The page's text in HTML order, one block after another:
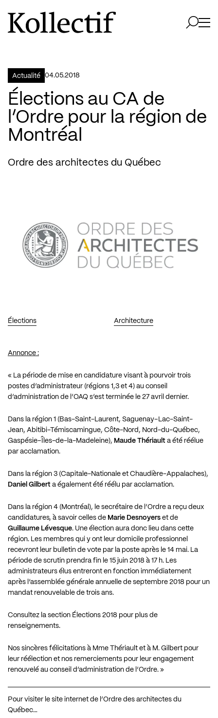
Aller à la page d'accueil
Logo Kollectif
Actualité 04.05.2018
Élections au CA de
l’Ordre pour la région de
Montréal
Ordre des architectes du Québec
Élections Architecture
Annonce :
« La période de mise en candidature visant à pourvoir trois
postes d’administrateur (régions 1,3 et 4) au conseil
d’administration de l’OAQ s’est terminée le 27 avril dernier.
Dans la région 1 (Bas-Saint-Laurent, Saguenay–Lac-Saint-
Jean, Abitibi-Témiscamingue, Côte-Nord, Nord-du-Québec,
Gaspésie–Îles-de-la-Madeleine), Maude Thériault a été réélue
par acclamation.
Dans la région 3 (Capitale-Nationale et Chaudière-Appalaches),
Daniel Gilbert a également été réélu par acclamation.
Dans la région 4 (Montréal), le secrétaire de l’Ordre a reçu deux
candidatures, à savoir celles de Marie Desnoyers et de
Guillaume Lévesque. Une élection aura donc lieu dans cette
région. Les membres qui y ont leur domicile professionnel
recevront leur bulletin de vote par la poste après le 14 mai. La
période de scrutin prendra fin le 15 juin 2018 à 17 h. Les
administrateurs élus entreront en fonction immédiatement
après l’assemblée générale annuelle de septembre 2018 pour un
mandat renouvelable de trois ans.
Consultez la section Élections 2018 pour plus de
renseignements.
Nos sincères félicitations à Mme Thériault et à M. Gilbert pour
leur réélection et nos remerciements pour leur engagement
renouvelé au conseil d’administration de l’Ordre. »
Pour visiter le site internet de l’Ordre des architectes du
Québec…